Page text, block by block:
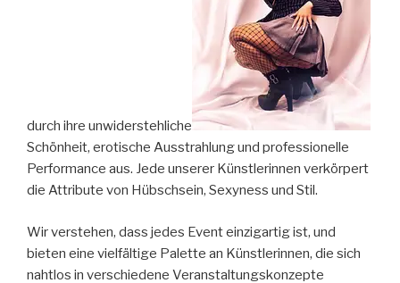
durch ihre unwiderstehliche
Schönheit, erotische Ausstrahlung und professionelle
Performance aus. Jede unserer Künstlerinnen verkörpert
die Attribute von Hübschsein, Sexyness und Stil.
Wir verstehen, dass jedes Event einzigartig ist, und
bieten eine vielfältige Palette an Künstlerinnen, die sich
nahtlos in verschiedene Veranstaltungskonzepte